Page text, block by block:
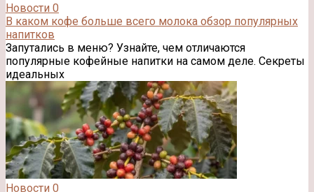
Новости 0
В каком кофе больше всего молока обзор популярных
напитков
Запутались в меню? Узнайте, чем отличаются
популярные кофейные напитки на самом деле. Секреты
идеальных
Новости 0